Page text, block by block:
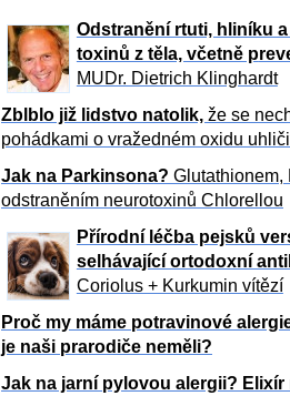
Odstranění rtuti, hliníku
toxinů z těla, včetně p
MUDr. Dietrich Klinghardt
Zblblo již lidstvo natolik, že se
pohádkami o vražedném oxidu
Jak na Parkinsona? Glutathionem,
odstraněním neurotoxinů Chlorellou
Přírodní léčba pejsků
selhávající ortodoxní
Coriolus + Kurkumin vítězí
Proč my máme potravinové
je naši prarodiče neměli?
Jak na jarní pylovou alergii? Elixír